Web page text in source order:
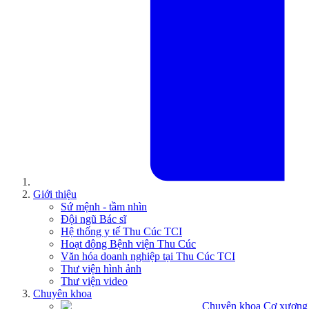
Giới thiệu
Sứ mệnh - tầm nhìn
Đội ngũ Bác sĩ
Hệ thống y tế Thu Cúc TCI
Hoạt động Bệnh viện Thu Cúc
Văn hóa doanh nghiệp tại Thu Cúc TCI
Thư viện hình ảnh
Thư viện video
Chuyên khoa
Chuyên khoa Cơ